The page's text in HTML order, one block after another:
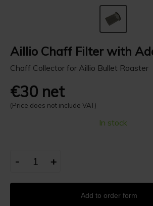
Aillio Chaff Filter with
Chaff Collector for Aillio Bullet Roaster
€30 net
(Price does not include VAT)
In stock
Add to order form
- +